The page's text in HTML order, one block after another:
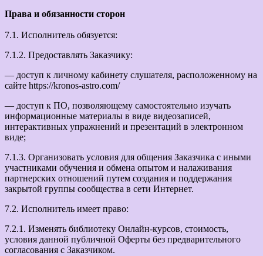
Права и обязанности сторон
7.1. Исполнитель обязуется:
7.1.2. Предоставлять Заказчику:
— доступ к личному кабинету слушателя, расположенному на
сайте https://kronos-astro.com/
— доступ к ПО, позволяющему самостоятельно изучать
информационные материалы в виде видеозаписей,
интерактивных упражнений и презентаций в электронном
виде;
7.1.3. Организовать условия для общения Заказчика с иными
участниками обучения и обмена опытом и налаживания
партнерских отношений путем создания и поддержания
закрытой группы сообщества в сети Интернет.
7.2. Исполнитель имеет право:
7.2.1. Изменять библиотеку Онлайн-курсов, стоимость,
условия данной публичной Оферты без предварительного
согласования с Заказчиком.